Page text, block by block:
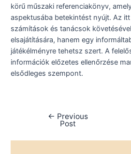
körű műszaki referenciakönyv,
aspektusába betekintést nyújt. Az
számítások és tanácsok
elsajátítására, hanem egy
játékélményre tehetsz szert. A
információk előzetes ellenőrzése
elsődleges szempont.
← Previous
Post